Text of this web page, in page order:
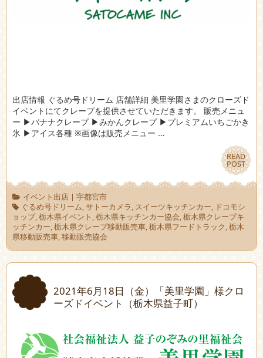
出店情報 ぐるめ号ドリーム 店舗詳細 美里学園さまのクローズド
イベントにてクレープを提供させていただきます。 販売メニュ
ー ▶バナナクレープ ▶みかんクレープ ▶プレミアムいちごかき
氷 ▶アイス各種 ※画像は販売メニュー …
READ
POST
READ
POST
イベント出店| 宇都宮市
ぐるめ号ドリーム,サトーカメラ, スイーツキッチンカー, ドコモシ
ョップ,栃木県イベント ,栃木県キッチンカー協会,栃木県クレープキ
ッチンカー,栃木県クレープ移動販売車,栃木県フードトラック,栃木
県移動販売車,移動販売協会
2021年6月18日（金）「美里学園」様クロ
ーズドイベント（栃木県益子町）